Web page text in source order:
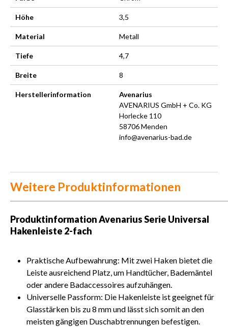
Höhe 3,5
Material Metall
Tiefe 4,7
Breite 8
Herstellerinformation
Avenarius
AVENARIUS GmbH + Co. KG
Horlecke 110
58706 Menden
info@avenarius-bad.de
Weitere Produktinformationen
ProduktinformationAvenarius Serie Universal
Hakenleiste 2-fach
Praktische Aufbewahrung: Mit zwei Haken bietet die
Leiste ausreichend Platz, um Handtücher, Bademäntel
oder andere Badaccessoires aufzuhängen.
Universelle Passform: Die Hakenleiste ist geeignet für
Glasstärken bis zu 8 mm und lässt sich somit an den
meisten gängigen Duschabtrennungen befestigen.